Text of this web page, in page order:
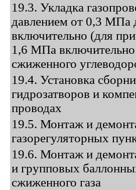
19.3. Укладка
давлением от 0,3
включительно (для
1,6 МПа
сжиженного
19.4. Установка
гидрозатворов и
проводах
19.5. Монтаж и
газорегуляторных
19.6. Монтаж и
и групповых
сжиженного газа